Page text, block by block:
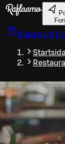
Gå till
Boka bord
Startsida